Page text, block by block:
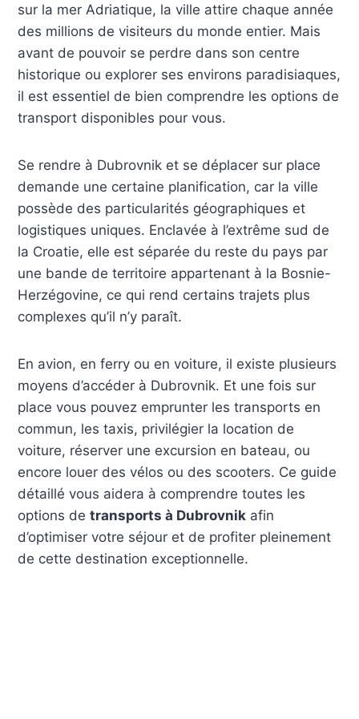
sur la mer Adriatique, la ville attire chaque année
des millions de visiteurs du monde entier. Mais
avant de pouvoir se perdre dans son centre
historique ou explorer ses environs paradisiaques,
il est essentiel de bien comprendre les options de
transport disponibles pour vous.
Se rendre à Dubrovnik et se déplacer sur place
demande une certaine planification, car la ville
possède des particularités géographiques et
logistiques uniques. Enclavée à l’extrême sud de
la Croatie, elle est séparée du reste du pays par
une bande de territoire appartenant à la Bosnie-
Herzégovine, ce qui rend certains trajets plus
complexes qu’il n’y paraît.
En avion, en ferry ou en voiture, il existe plusieurs
moyens d’accéder à Dubrovnik. Et une fois sur
place vous pouvez emprunter les transports en
commun, les taxis, privilégier la location de
voiture, réserver une excursion en bateau, ou
encore louer des vélos ou des scooters. Ce guide
détaillé vous aidera à comprendre toutes les
options de transports à Dubrovnikafin
d’optimiser votre séjour et de profiter pleinement
de cette destination exceptionnelle.